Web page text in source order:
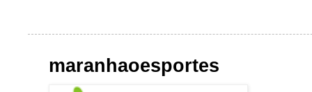
maranhaoesportes